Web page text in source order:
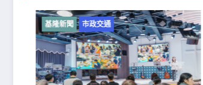
基隆新聞 市政交通